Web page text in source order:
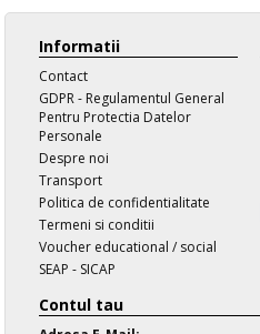
Informatii
Contact
GDPR - Regulamentul General
Pentru Protectia Datelor
Personale
Despre noi
Transport
Politica de confidentialitate
Termeni si conditii
Voucher educational / social
SEAP - SICAP
Contul tau